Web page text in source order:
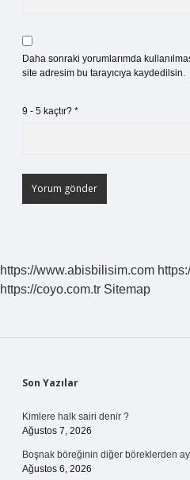
Daha sonraki yorumlarımda
site adresim bu tarayıcıya kaydedilsin.
9 - 5 kaçtır? *
https://www.abisbilisim.com
https://coyo.com.tr Sitemap
Sidebar
Son Yazılar
Kimlere halk sairi denir ?
Ağustos 7, 2026
Boşnak böreğinin diğer böreklerden
Ağustos 6, 2026